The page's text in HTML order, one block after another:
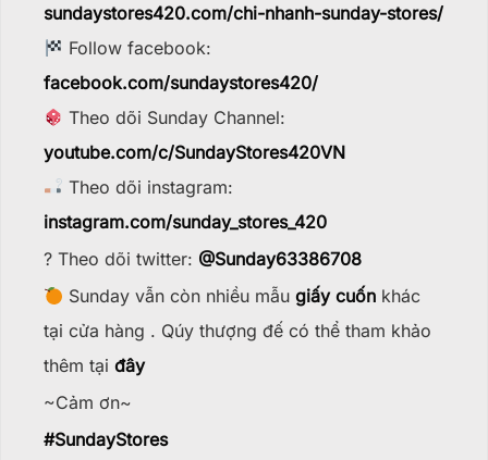
sundaystores420.com/chi-nhanh-sunday-stores/
Follow facebook:
facebook.com/sundaystores420/
Theo dõi Sunday Channel:
youtube.com/c/SundayStores420VN
Theo dõi instagram:
instagram.com/sunday_stores_420
? Theo dõi twitter: @Sunday63386708
Sunday vẫn còn nhiều mẫugiấy cuốn khác
tại cửa hàng . Qúy thượng đế có thể tham khảo
thêm tại đây
~Cảm ơn~
#SundayStores